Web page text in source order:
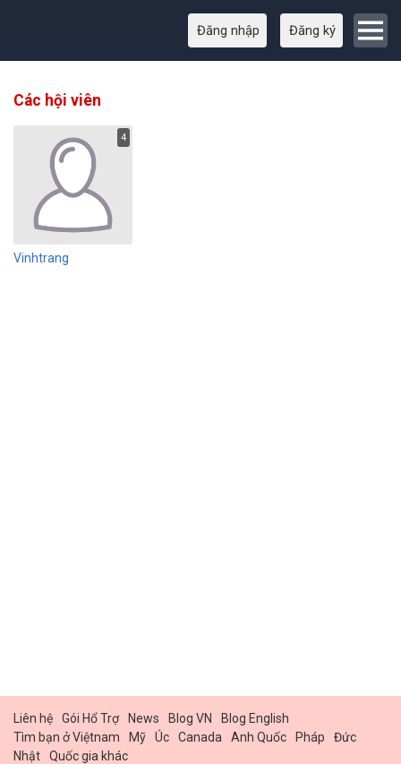
Đăng nhập Đăng ký
Các hội viên
4
Vinhtrang
Liên hệ Gói Hổ Trợ News Blog VN
Blog English
Tìm bạn ở Việtnam
Mỹ Úc Canada Anh Quốc Pháp
Đức
Nhật
Quốc gia khác